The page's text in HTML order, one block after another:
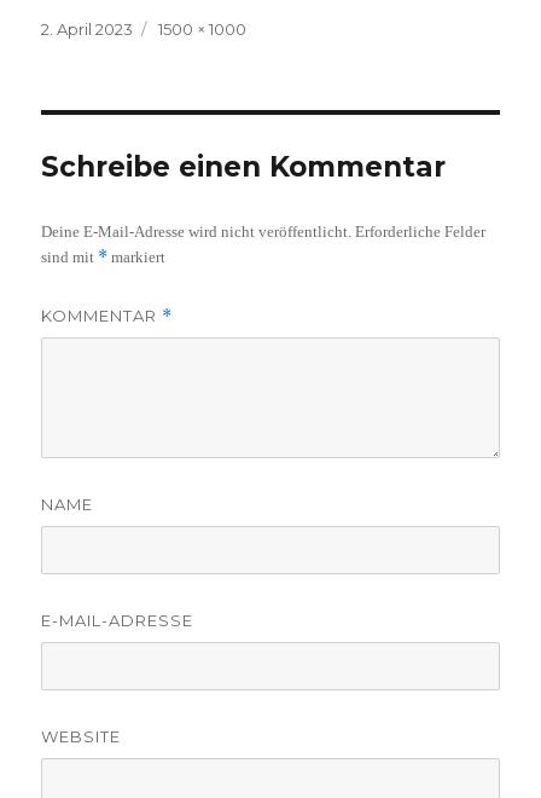
Veröffentlicht
2. April 2023
Volle
1500 × 1000
Schreibe einen Kommentar
Deine E-Mail-Adresse wird nicht veröffentlicht. Erforderliche Felder
sind mit * markiert
KOMMENTAR *
NAME
E-MAIL-ADRESSE
WEBSITE